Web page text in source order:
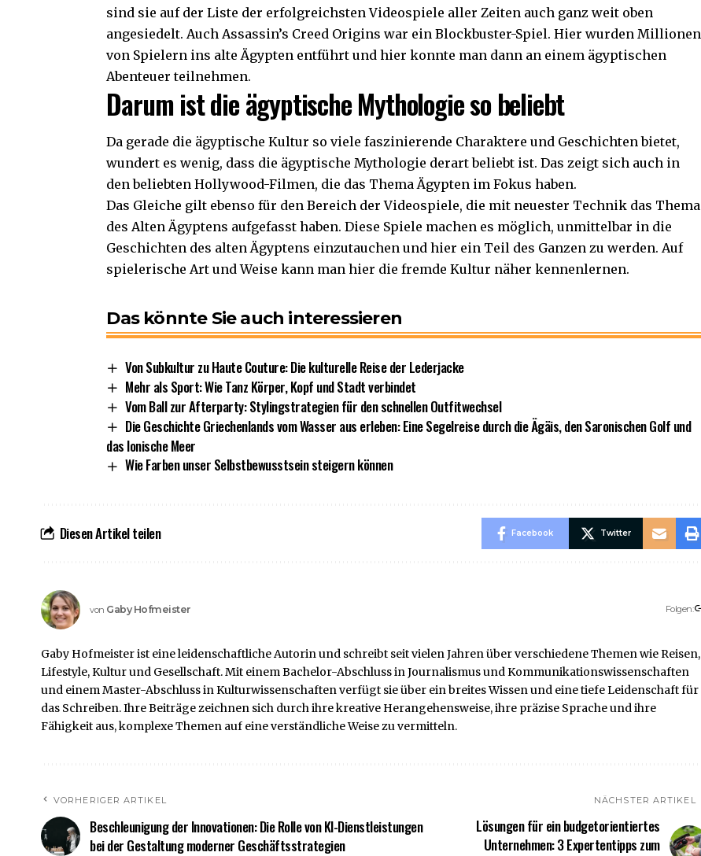
sind sie auf der Liste der erfolgreichsten Videospiele aller Zeiten auch ganz weit oben
angesiedelt. Auch Assassin’s Creed Origins war ein Blockbuster-Spiel. Hier wurden Millionen
von Spielern ins alte Ägypten entführt und hier konnte man dann an einem ägyptischen
Abenteuer teilnehmen.
Darum ist die ägyptische Mythologie so beliebt
Da gerade die ägyptische Kultur so viele faszinierende Charaktere und Geschichten bietet,
wundert es wenig, dass die ägyptische Mythologie derart beliebt ist. Das zeigt sich auch in
den beliebten Hollywood-Filmen, die das Thema Ägypten im Fokus haben.
Das Gleiche gilt ebenso für den Bereich der Videospiele, die mit neuester Technik das Thema
des Alten Ägyptens aufgefasst haben. Diese Spiele machen es möglich, unmittelbar in die
Geschichten des alten Ägyptens einzutauchen und hier ein Teil des Ganzen zu werden. Auf
spielerische Art und Weise kann man hier die fremde Kultur näher kennenlernen.
Das könnte Sie auch interessieren
Von Subkultur zu Haute Couture: Die kulturelle Reise der Lederjacke
Mehr als Sport: Wie Tanz Körper, Kopf und Stadt verbindet
Vom Ball zur Afterparty: Stylingstrategien für den schnellen Outfitwechsel
Die Geschichte Griechenlands vom Wasser aus erleben: Eine Segelreise durch die Ägäis, den Saronischen Golf und
das Ionische Meer
Wie Farben unser Selbstbewusstsein steigern können
Diesen Artikel teilen Facebook Twitter
von Gaby Hofmeister Folgen:
Gaby Hofmeister ist eine leidenschaftliche Autorin und schreibt seit vielen Jahren über verschiedene Themen wie Reisen,
Lifestyle, Kultur und Gesellschaft. Mit einem Bachelor-Abschluss in Journalismus und Kommunikationswissenschaften
und einem Master-Abschluss in Kulturwissenschaften verfügt sie über ein breites Wissen und eine tiefe Leidenschaft für
das Schreiben. Ihre Beiträge zeichnen sich durch ihre kreative Herangehensweise, ihre präzise Sprache und ihre
Fähigkeit aus, komplexe Themen auf eine verständliche Weise zu vermitteln.
VORHERIGER ARTIKEL
Beschleunigung der Innovationen: Die Rolle von KI-Dienstleistungen
bei der Gestaltung moderner Geschäftsstrategien
NÄCHSTER ARTIKEL
Lösungen für ein budgetorientiertes
Unternehmen: 3 Expertentipps zum